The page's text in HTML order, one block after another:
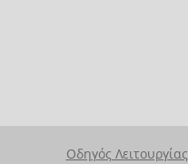
Οδηγός Λειτουργίας